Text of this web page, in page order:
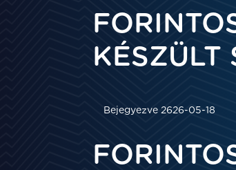
KÉSZÜLT
Bejegyezve 2626-05-18